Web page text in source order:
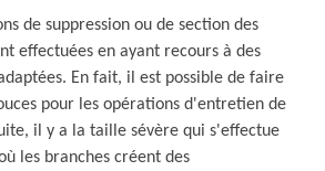
de suppression ou de section des
effectuées en ayant recours à des
En fait, il est possible de faire
pour les opérations d'entretien de
il y a la taille sévère qui s'effectue
les branches créent des